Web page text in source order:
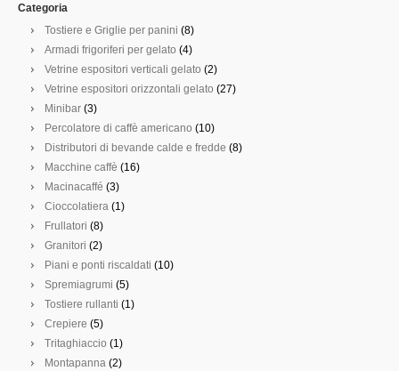
Lavaggio
Preparazione
Mobili inox e cappe
Pizzeria
Tostiere e Griglie per panini
Armadi frigoriferi per gelato
Vetrine espositori verticali gelato
Vetrine espositori orizzontali gelato
Percolatore di caffè americano
Distributori di bevande calde e fredde
Categoria
Tostiere e Griglie per panini (8)
Armadi frigoriferi per gelato (4)
Vetrine espositori verticali gelato (2)
Vetrine espositori orizzontali gelato (27)
Minibar (3)
Percolatore di caffè americano (10)
Distributori di bevande calde e fredde (8)
Macchine caffè (16)
Macinacaffé (3)
Cioccolatiera (1)
Frullatori (8)
Granitori (2)
Piani e ponti riscaldati (10)
Spremiagrumi (5)
Tostiere rullanti (1)
Crepiere (5)
Tritaghiaccio (1)
Montapanna (2)